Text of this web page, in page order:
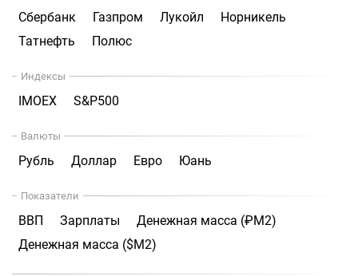
Сбербанк Газпром Лукойл
Норникель
Татнефть
Полюс
Индексы
IMOEX S&P500
Валюты
Рубль Доллар Евро Юань
Показатели
ВВП Зарплаты
Денежная масса (₽М2)
Денежная масса ($М2)